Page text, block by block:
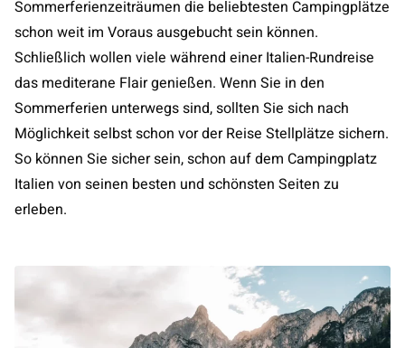
Sommerferienzeiträumen die beliebtesten Campingplätze
schon weit im Voraus ausgebucht sein können.
Schließlich wollen viele während einer Italien-Rundreise
das mediterane Flair genießen. Wenn Sie in den
Sommerferien unterwegs sind, sollten Sie sich nach
Möglichkeit selbst schon vor der Reise Stellplätze sichern.
So können Sie sicher sein, schon auf dem Campingplatz
Italien von seinen besten und schönsten Seiten zu
erleben.